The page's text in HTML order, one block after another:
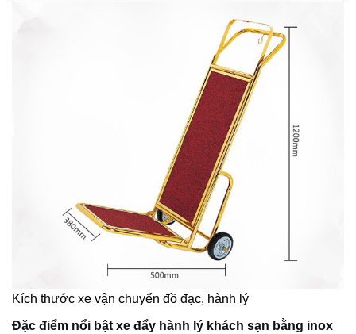
Kích thước xe vận chuyển đồ đạc, hành lý
Đặc điểm nổi bật xe đẩy hành lý khách sạn bằng inox